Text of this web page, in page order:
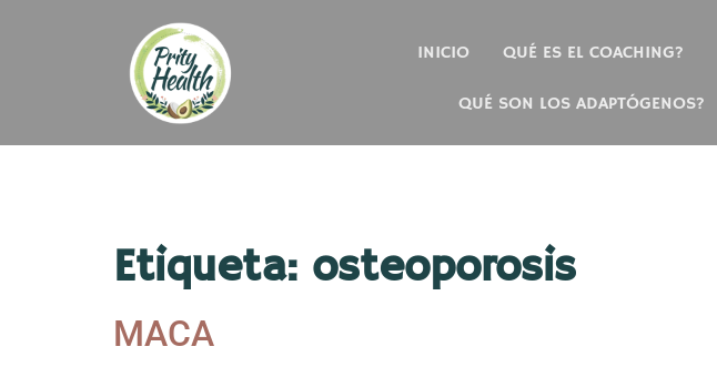
INICIO QUÉ ES EL COACHING?
QUÉ SON LOS ADAPTÓGENOS?
Etiqueta: osteoporosis
MACA